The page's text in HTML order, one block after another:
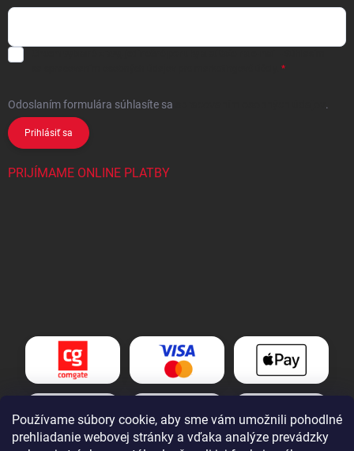
Používame súbory cookie, aby sme vám umožnili pohodlné
prehliadanie webovej stránky a vďaka analýze prevádzky
Odoslaním formulára súhlasíte sa .
Prihlásiť sa
PRIJÍMAME ONLINE PLATBY